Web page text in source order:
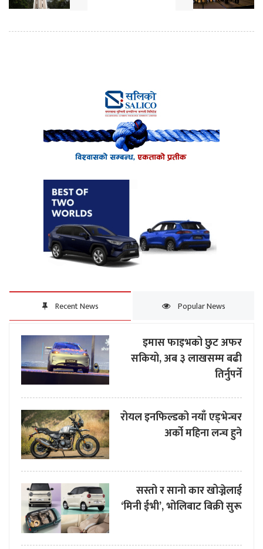
Recent News Popular News
इमास फाइभको छुट अफर
सकियो, अब ३ लाखसम्म बढी
तिर्नुपर्ने
रोयल इनफिल्डको नयाँ एड्भेन्चर
अर्को महिना लन्च हुने
सस्तो र सानो कार खोज्नेलाई
‘मिनी ईभी’, भोलिबाट बिक्री सुरू